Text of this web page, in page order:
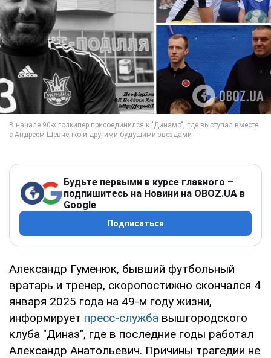
Будьте первыми в курсе главного –
подпишитесь на Новини на OBOZ.UA в
Google
Подписаться
Александр Гуменюк, бывший футбольный
вратарь и тренер, скоропостижно скончался 4
января 2025 года на 49-м году жизни,
информирует пресс-служба вышгородского
клуба "Диназ", где в последние годы работал
Александр Анатольевич. Причины трагедии не